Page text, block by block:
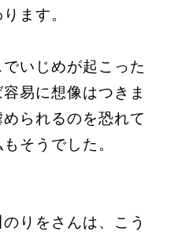
ます。
いじめが起こった
易に想像はつきま
られるのを恐れて
そうでした。
りをさんは、こう